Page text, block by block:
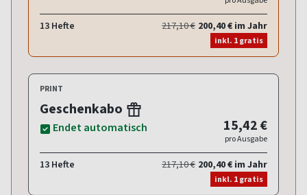
13 Hefte 217,10 € 200,40 € im Jahr
inkl. 1 gratis
PRINT
Geschenkabo
Endet automatisch 15,42 €
pro Ausgabe
13 Hefte 217,10 € 200,40 € im Jahr
inkl. 1 gratis